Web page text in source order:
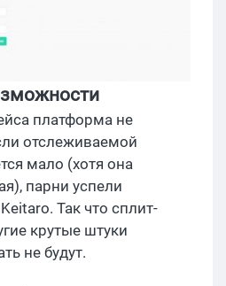
платформа не
отслеживаемой
мало (хотя она
парни успели
Так что сплит-
крутые штуки
не будут.